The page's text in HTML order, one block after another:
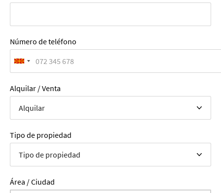
Número de teléfono
Alquilar / Venta
Tipo de propiedad
Área / Ciudad